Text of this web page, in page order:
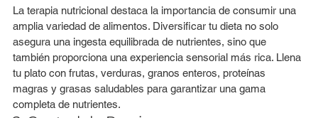
La terapia nutricional destaca la importancia de consumir una
amplia variedad de alimentos. Diversificar tu dieta no solo
asegura una ingesta equilibrada de nutrientes, sino que
también proporciona una experiencia sensorial más rica. Llena
tu plato con frutas, verduras, granos enteros, proteínas
magras y grasas saludables para garantizar una gama
completa de nutrientes.